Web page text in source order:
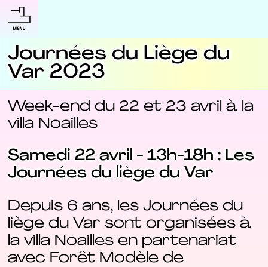
Journées du Liège du
Var 2023
Week-end du 22 et 23 avril à la
villa Noailles
Samedi 22 avril - 13h-18h : Les
Journées du liège du Var
Depuis 6 ans, les Journées du
liège du Var sont organisées à
la villa Noailles en partenariat
avec Forêt Modèle de